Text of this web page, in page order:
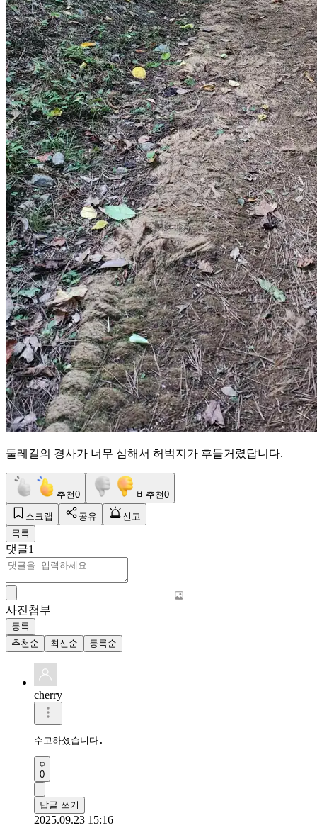
둘레길의 경사가 너무 심해서 허벅지가 후들거렸답니다.
추천0 비추천0
스크랩 공유
신고
목록
댓글1
사진첨부
등록
추천순
최신순 등록순
cherry
수고하셨습니다.
0
답글 쓰기
2025.09.23 15:16